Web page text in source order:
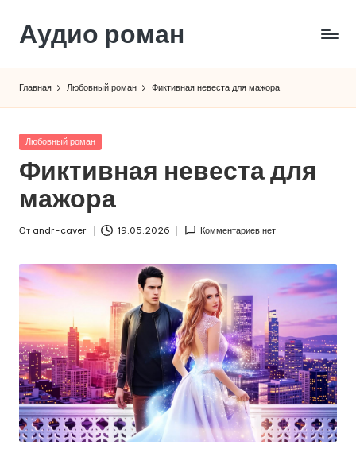
Перейти
содержимому
Аудио роман
Главная Любовный роман Фиктивная невеста для мажора
Опубликовано
Любовный роман
Фиктивная невеста для
мажора
От andr-caver 19.05.2026 Комментариев нет